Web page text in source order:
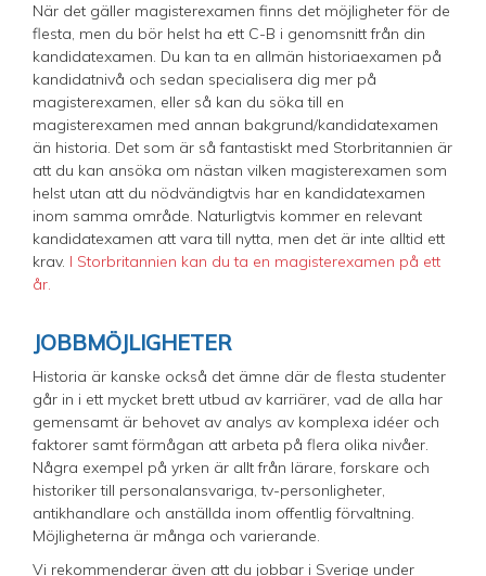
När det gäller magisterexamen finns det möjligheter för de
flesta, men du bör helst ha ett C-B i genomsnitt från din
kandidatexamen. Du kan ta en allmän historiaexamen på
kandidatnivå och sedan specialisera dig mer på
magisterexamen, eller så kan du söka till en
magisterexamen med annan bakgrund/kandidatexamen
än historia. Det som är så fantastiskt med Storbritannien är
att du kan ansöka om nästan vilken magisterexamen som
helst utan att du nödvändigtvis har en kandidatexamen
inom samma område. Naturligtvis kommer en relevant
kandidatexamen att vara till nytta, men det är inte alltid ett
krav. I Storbritannien kan du ta en magisterexamen på ett
år.
JOBBMÖJLIGHETER
Historia är kanske också det ämne där de flesta studenter
går in i ett mycket brett utbud av karriärer, vad de alla har
gemensamt är behovet av analys av komplexa idéer och
faktorer samt förmågan att arbeta på flera olika nivåer.
Några exempel på yrken är allt från lärare, forskare och
historiker till personalansvariga, tv-personligheter,
antikhandlare och anställda inom offentlig förvaltning.
Möjligheterna är många och varierande.
Vi rekommenderar även att du jobbar i Sverige under